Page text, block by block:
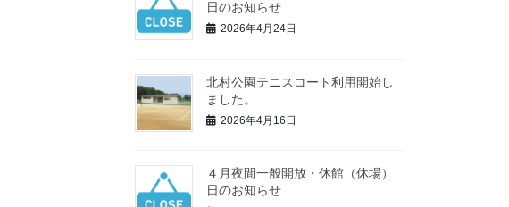
日のお知らせ
2026年4月24日
北村公園テニスコート利用開始し
ました。
2026年4月16日
４月夜間一般開放・休館（休場）
日のお知らせ